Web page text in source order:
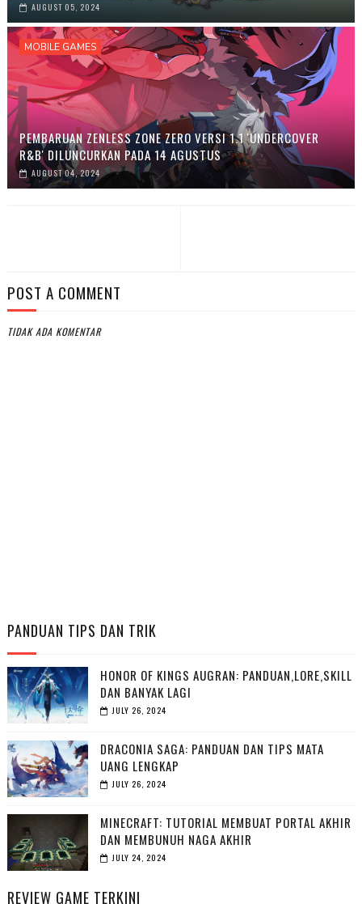
AUGUST 05, 2024
MOBILE GAMES
PEMBARUAN ZENLESS ZONE ZERO VERSI 1.1 'UNDERCOVER
R&B' DILUNCURKAN PADA 14 AGUSTUS
AUGUST 04, 2024
POST A COMMENT
TIDAK ADA KOMENTAR
PANDUAN TIPS DAN TRIK
HONOR OF KINGS AUGRAN: PANDUAN,LORE,SKILL
DAN BANYAK LAGI
JULY 26, 2024
DRACONIA SAGA: PANDUAN DAN TIPS MATA
UANG LENGKAP
JULY 26, 2024
MINECRAFT: TUTORIAL MEMBUAT PORTAL AKHIR
DAN MEMBUNUH NAGA AKHIR
JULY 24, 2024
REVIEW GAME TERKINI